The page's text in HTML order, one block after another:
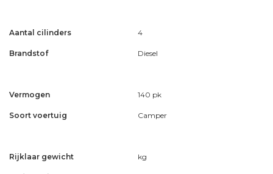
Aantal cilinders 4
Brandstof Diesel
Vermogen 140 pk
Soort voertuig Camper
Rijklaar gewicht kg